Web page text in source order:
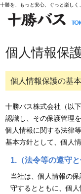
十勝を、もっと安心、ぐっと楽しく
個人情報保
個人情報保護の基
十勝バス株式会社（以
認識し、その保護管理
個人情報に関する法律
基本方針として、個人
1.（法令等の遵守と
当社は、個人情報の
守するとともに、個